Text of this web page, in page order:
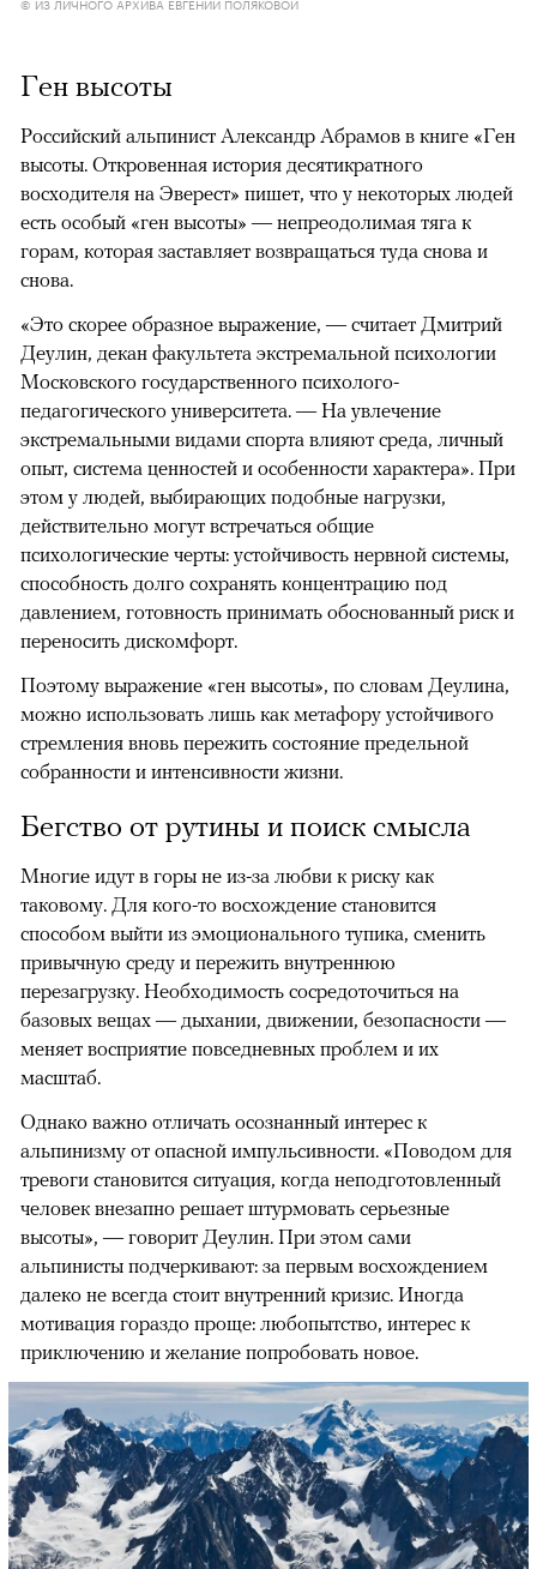
© ИЗ ЛИЧНОГО АРХИВА ЕВГЕНИИ ПОЛЯКОВОЙ
Ген высоты
Российский альпинист Александр Абрамов в книге «Ген
высоты. Откровенная история десятикратного
восходителя на Эверест» пишет, что у некоторых людей
есть особый «ген высоты» — непреодолимая тяга к
горам, которая заставляет возвращаться туда снова и
снова.
«Это скорее образное выражение, — считает Дмитрий
Деулин, декан факультета экстремальной психологии
Московского государственного психолого-
педагогического университета. — На увлечение
экстремальными видами спорта влияют среда, личный
опыт, система ценностей и особенности характера». При
этом у людей, выбирающих подобные нагрузки,
действительно могут встречаться общие
психологические черты: устойчивость нервной системы,
способность долго сохранять концентрацию под
давлением, готовность принимать обоснованный риск и
переносить дискомфорт.
Поэтому выражение «ген высоты», по словам Деулина,
можно использовать лишь как метафору устойчивого
стремления вновь пережить состояние предельной
собранности и интенсивности жизни.
Бегство от рутины и поиск смысла
Многие идут в горы не из-за любви к риску как
таковому. Для кого-то восхождение становится
способом выйти из эмоционального тупика, сменить
привычную среду и пережить внутреннюю
перезагрузку. Необходимость сосредоточиться на
базовых вещах — дыхании, движении, безопасности —
меняет восприятие повседневных проблем и их
масштаб.
Однако важно отличать осознанный интерес к
альпинизму от опасной импульсивности. «Поводом для
тревоги становится ситуация, когда неподготовленный
человек внезапно решает штурмовать серьезные
высоты», — говорит Деулин. При этом сами
альпинисты подчеркивают: за первым восхождением
далеко не всегда стоит внутренний кризис. Иногда
мотивация гораздо проще: любопытство, интерес к
приключению и желание попробовать новое.